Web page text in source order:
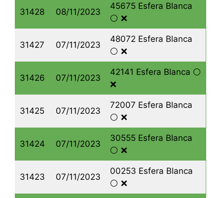
31428 08/11/2023
45675 Esfera Blanca
⚪️ ❌
31427 07/11/2023
48072 Esfera Blanca
⚪️ ❌
31426 07/11/2023
42141 Esfera Blanca ⚪️
❌
31425 07/11/2023
72007 Esfera Blanca
⚪️ ❌
31424 07/11/2023
30555 Esfera Blanca
⚪️ ❌
31423 07/11/2023
00253 Esfera Blanca
⚪️ ❌